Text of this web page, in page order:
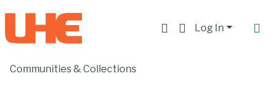
Log In
Communities & Collections
Home Statistics